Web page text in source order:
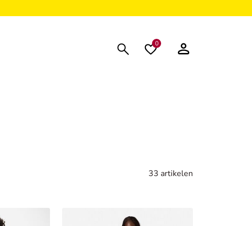
0
33 artikelen